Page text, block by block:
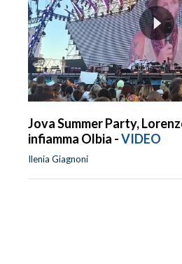
Jova Summer Party,
infiamma Olbia -VIDEO
Ilenia Giagnoni